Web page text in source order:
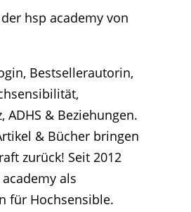
hsp academy von
Bestsellerautorin,
ADHS & Beziehungen.
& Bücher bringen
zurück! Seit 2012
als
für Hochsensible.